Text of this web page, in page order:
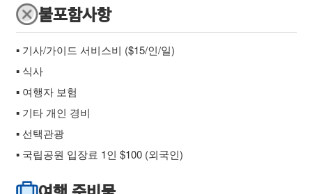
불포함사항
▪ 기사/가이드 서비스비 ($15/인/일)
▪ 식사
▪ 여행자 보험
▪ 기타 개인 경비
▪ 선택관광
▪ 국립공원 입장료 1인 $100 (외국인)